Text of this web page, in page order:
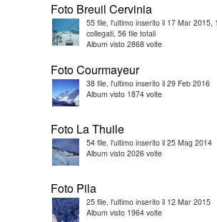
Foto Breuil Cervinia
55 file, l'ultimo inserito il 17 Mar 2015,
collegati, 56 file totali
Album visto 2868 volte
Foto Courmayeur
38 file, l'ultimo inserito il 29 Feb 2016
Album visto 1874 volte
Foto La Thuile
54 file, l'ultimo inserito il 25 Mag 2014
Album visto 2026 volte
Foto Pila
25 file, l'ultimo inserito il 12 Mar 2015
Album visto 1964 volte